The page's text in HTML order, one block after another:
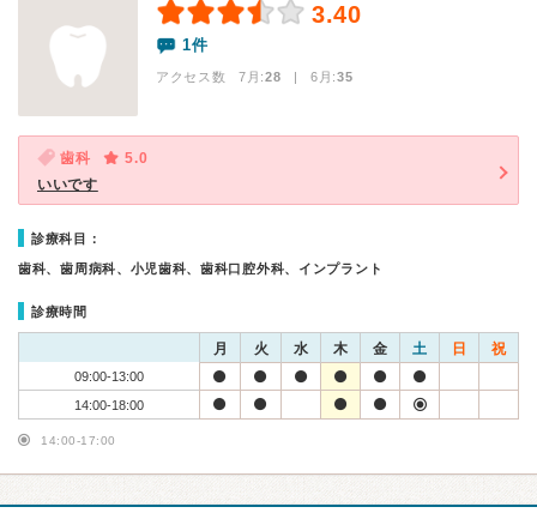
3.40
1件
アクセス数 7月:28 | 6月:35
歯科
5.0
いいです
診療科目：
歯科、歯周病科、小児歯科、歯科口腔外科、インプラント
診療時間
月 火 水 木 金 土 日 祝
09:00-13:00
14:00-18:00
14:00-17:00